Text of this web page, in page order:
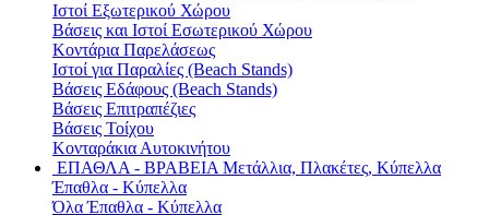
Ιστοί Εξωτερικού Χώρου
Βάσεις και Ιστοί Εσωτερικού Χώρου
Κοντάρια Παρελάσεως
Ιστοί για Παραλίες (Beach Stands)
Βάσεις Εδάφους (Beach Stands)
Βάσεις Επιτραπέζιες
Βάσεις Τοίχου
Κονταράκια Αυτοκινήτου
ΕΠΑΘΛΑ - ΒΡΑΒΕΙΑ Μετάλλια, Πλακέτες, Κύπελλα
Έπαθλα - Κύπελλα
Όλα Έπαθλα - Κύπελλα